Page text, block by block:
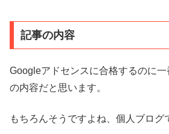
記事の内容
Googleアドセンスに合格するのに
の内容だと思います。
もちろんそうですよね、個人ブログ